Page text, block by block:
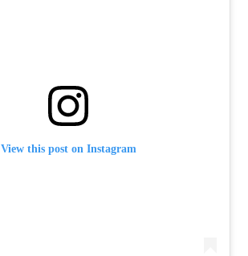
View this post on Instagram